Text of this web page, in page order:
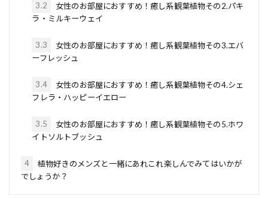
3.2
女性のお部屋におすすめ！癒し系観葉植物その2.パキ
ラ・ミルキーウェイ
3.3
女性のお部屋におすすめ！癒し系観葉植物その3.エバ
ーフレッシュ
3.4
女性のお部屋におすすめ！癒し系観葉植物その4.シェ
フレラ・ハッピーイエロー
3.5
女性のお部屋におすすめ！癒し系観葉植物その5.ホワ
イトソルトブッシュ
4
植物好きのメンズと一緒にあれこれ楽しんでみてはいかが
でしょうか？